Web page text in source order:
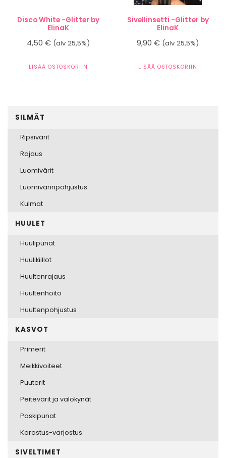
Disco White -Glitter by
ElinaK
4,50 € (alv 25,5%)
LISÄÄ OSTOSKORIIN
Sivellinsetti -Glitter by
ElinaK
9,90€ (alv 25,5%)
LISÄÄ OSTOSKORIIN
SILMÄT
Ripsivärit
Rajaus
Luomivärit
Luomivärinpohjustus
Kulmat
HUULET
Huulipunat
Huulikiillot
Huultenrajaus
Huultenhoito
Huultenpohjustus
KASVOT
Primerit
Meikkivoiteet
Puuterit
Peitevärit ja valokynät
Poskipunat
Korostus-varjostus
SIVELTIMET